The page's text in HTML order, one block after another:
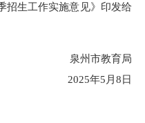
招生工作实施意见》印发给
泉州市教育局
2025年5月8日